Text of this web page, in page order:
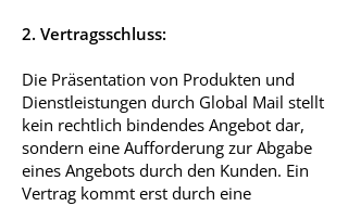
2. Vertragsschluss:
Die Präsentation von Produkten und
Dienstleistungen durch Global Mail stellt
kein rechtlich bindendes Angebot dar,
sondern eine Aufforderung zur Abgabe
eines Angebots durch den Kunden. Ein
Vertrag kommt erst durch eine